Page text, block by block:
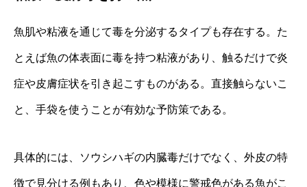
魚肌や粘液を通じて毒を分泌するタイプも存在する。た
とえば魚の体表面に毒を持つ粘液があり、触るだけで炎
症や皮膚症状を引き起こすものがある。直接触らないこ
と、手袋を使うことが有効な予防策である。
具体的には、ソウシハギの内臓毒だけでなく、外皮の特
徴で見分ける例もあり、色や模様に警戒色がある魚がこ